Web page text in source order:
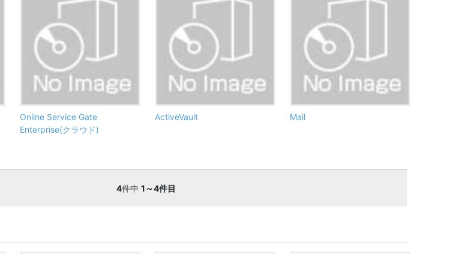
Online Service Gate
Enterprise(クラウド)
ActiveVault Mail
4件中 1～4件目